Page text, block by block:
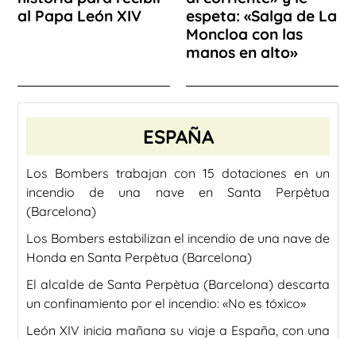
al Papa León XIV
espeta: «Salga de La
Moncloa con las
manos en alto»
ESPAÑA
Los Bombers trabajan con 15 dotaciones en un
incendio de una nave en Santa Perpètua
(Barcelona)
Los Bombers estabilizan el incendio de una nave de
Honda en Santa Perpètua (Barcelona)
El alcalde de Santa Perpètua (Barcelona) descarta
un confinamiento por el incendio: «No es tóxico»
León XIV inicia mañana su viaje a España, con una